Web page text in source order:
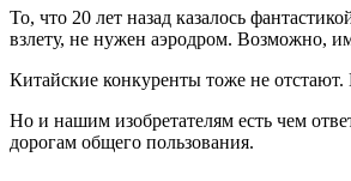
То, что 20 лет назад казалось
взлету, не нужен аэродром. Возможно,
Китайские конкуренты тоже не отстают.
Но и нашим изобретателям есть чем
дорогам общего пользования.